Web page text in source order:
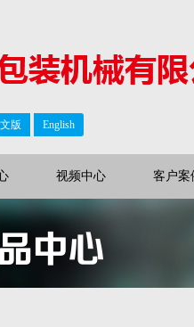
版 English
视频中心 客户案
中心